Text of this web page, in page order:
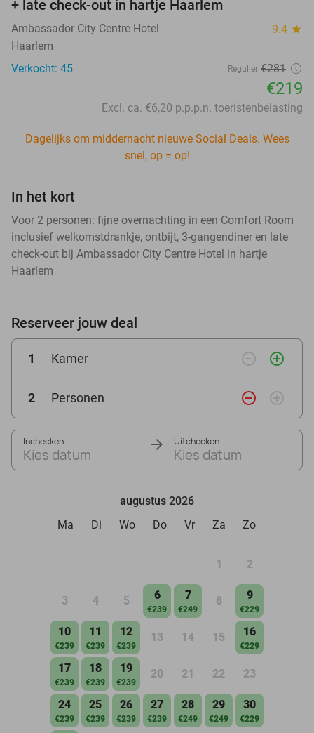
+ late check-out in hartje Haarlem
Ambassador City Centre Hotel 9.4 star
Haarlem
Verkocht: 45
Regulier €281
€219
Excl. ca. €6,20 p.p.p.n. toeristenbelasting
Dagelijks om middernacht nieuwe Social Deals. Wees
snel, op = op!
In het kort
Voor 2 personen: fijne overnachting in een Comfort Room
inclusief welkomstdrankje, ontbijt, 3-gangendiner en late
check-out bij Ambassador City Centre Hotel in hartje
Haarlem
Reserveer jouw deal
1 Kamer remove_circle_outline add_circle_outline
2 Personen remove_circle_outline add_circle_outline
Inchecken
Kies datum
Uitchecken
Kies datum
augustus 2026
Ma
Di Wo Do Vr Za Zo
1 2
3 4 5 6
€239
7
€249
8 9
€229
10
€239
11
€239
12
€239
13 14 15 16
€229
17
€239
18
€239
19
€239
20 21 22 23
24
€239
25
€239
26
€239
27
€239
28
€249
29
€249
30
€229